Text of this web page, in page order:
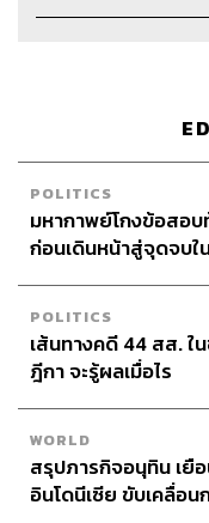
Creativeนัทธมน หัวใ
Sound Editorเดชาณั
Sound Designer &
Recording Engineer
Art Director
Channel Manager เ
Channel Adminนิพพิ
Social Media Admins
ทองมณี, วนัชพร ดว
Archive Officerชริน
POLITICS
มหากาพย์โกงข้อสอ
ก่อนเดินหน้าสู่จุดจบใ
POLITICS
เส้นทางคดี 44 สส. ใ
ฎีกา จะรู้ผลเมื่อไร
WORLD
สรุปภารกิจอนุทิน เยื
อินโดนีเซีย ขับเคลื่อน